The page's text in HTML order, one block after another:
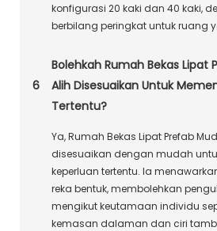
konfigurasi 20 kaki dan 40 kaki,
berbilang peringkat untuk ruang
6
Bolehkah Rumah Bekas Lipat
Alih Disesuaikan Untuk
Tertentu?
Ya, Rumah Bekas Lipat Prefab
disesuaikan dengan mudah
keperluan tertentu. Ia
reka bentuk, membolehkan
mengikut keutamaan individu
kemasan dalaman dan ciri